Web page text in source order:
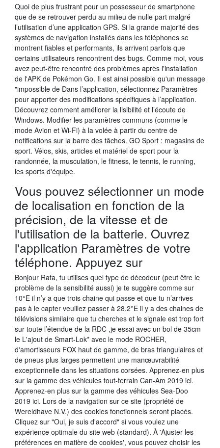
Quoi de plus frustrant pour un possesseur de smartphone
que de se retrouver perdu au milieu de nulle part malgré
l’utilisation d’une application GPS. Si la grande majorité des
systèmes de navigation installés dans les téléphones se
montrent fiables et performants, ils arrivent parfois que
certains utilisateurs rencontrent des bugs. Comme moi, vous
avez peut-être rencontré des problèmes après l'installation
de l'APK de Pokémon Go. Il est ainsi possible qu'un message
"impossible de Dans l’application, sélectionnez Paramètres
pour apporter des modifications spécifiques à l’application.
Découvrez comment améliorer la lisibilité et l’écoute de
Windows. Modifier les paramètres communs (comme le
mode Avion et Wi-Fi) à la volée à partir du centre de
notifications sur la barre des tâches. GO Sport : magasins de
sport. Vélos, skis, articles et matériel de sport pour la
randonnée, la musculation, le fitness, le tennis, le running,
les sports d'équipe.
Vous pouvez sélectionner un mode
de localisation en fonction de la
précision, de la vitesse et de
l'utilisation de la batterie. Ouvrez
l'application Paramètres de votre
téléphone. Appuyez sur
Bonjour Rafa, tu utilises quel type de décodeur (peut être le
problème de la sensibilité aussi) je te suggère comme sur
10°E il n’y a que trois chaine qui passe et que tu n’arrives
pas à le capter veuillez passer à 28.2°E il y a des chaines de
télévisions similaire que tu cherches et le signale est trop fort
sur toute l’étendue de la RDC ,je essai avec un bol de 35cm
le L'ajout de Smart-Lok* avec le mode ROCHER,
d'amortisseurs FOX haut de gamme, de bras triangulaires et
de pneus plus larges permettent une manœuvrabilité
exceptionnelle dans les situations corsées. Apprenez-en plus
sur la gamme des véhicules tout-terrain Can-Am 2019 ici.
Apprenez-en plus sur la gamme des véhicules Sea-Doo
2019 ici. Lors de la navigation sur ce site (propriété de
Wereldhave N.V.) des cookies fonctionnels seront placés.
Cliquez sur "Oui, je suis d'accord" si vous voulez une
expérience optimale du site web (standard). À 'Ajuster les
préférences en matière de cookies', vous pouvez choisir les